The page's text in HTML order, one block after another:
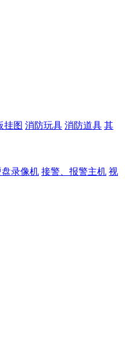
挂图 消防玩具 消防道具 其
盘录像机 接警、报警主机 视